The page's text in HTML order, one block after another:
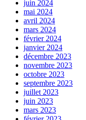
juin 2024
mai 2024
avril 2024
mars 2024
février 2024
janvier 2024
décembre 2023
novembre 2023
octobre 2023
septembre 2023
juillet 2023
juin 2023
mars 2023